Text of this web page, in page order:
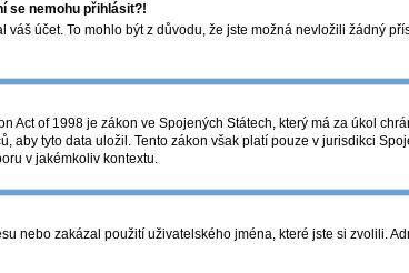
se nemohu přihlásit?!
účet. To mohlo být z důvodu, že jste možná nevložili žádný
Act of 1998 je zákon ve Spojených Státech, který má za úkol
aby tyto data uložil. Tento zákon však platí pouze v jurisdikci
v jakémkoliv kontextu.
nebo zakázal použití uživatelského jména, které jste si zvolili.